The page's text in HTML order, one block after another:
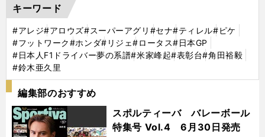
キーワード
#アレジ#アロウズ#スーパーアグリ #セナ#ティレル#ピケ
#フットワーク#ホンダ#リジェ#ロータス#日本GP
#日本人F1ドライバー夢の系譜#米家峰起#表彰台#角田裕毅
#鈴木亜久里
編集部のおすすめ
スポルティーバ バレーボール
特集号 Vol.4 6月30日発売